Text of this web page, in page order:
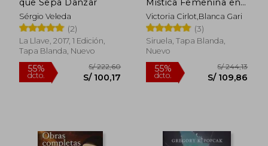
Sérgio Veleda
(2)
La Llave, 2017, 1 Edición,
Tapa Blanda, Nuevo
la Edad Media
Victoria Cirlot,Blanca Gari
(3)
Siruela, Tapa Blanda,
Nuevo